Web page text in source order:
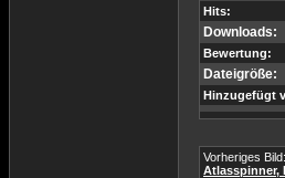
Hits:
Downloads:
Bewertung:
Dateigröße:
Hinzugefügt
Vorheriges Bild:
Atlasspinner,